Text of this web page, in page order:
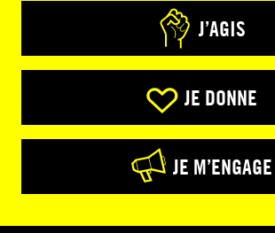
J’AGIS
JE DONNE
JE M’ENGAGE